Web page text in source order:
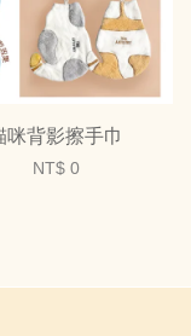
咪背影擦手巾
NT$ 0